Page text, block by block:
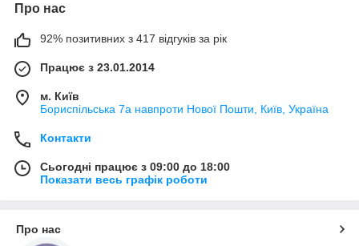
Про нас
92% позитивних з 417 відгуків за рік
Працює з 23.01.2014
м. Київ
Бориспільська 7а навпроти Нової Пошти, Київ, Україна
Контакти
Сьогодні працює з 09:00 до 18:00
Показати весь графік роботи
Про нас